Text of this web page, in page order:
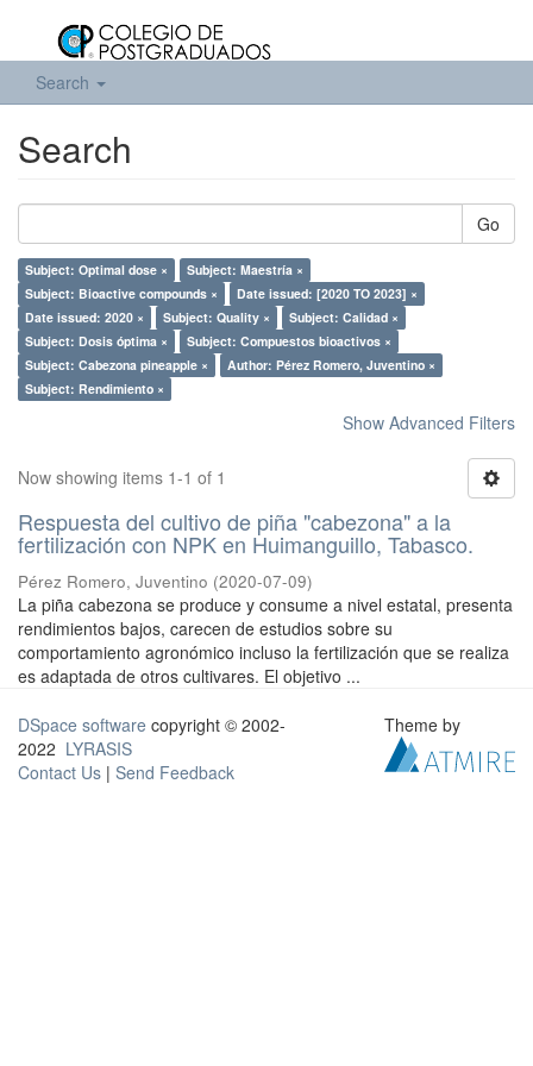
Search
Search
Go
Subject: Optimal dose ×
Subject: Maestría ×
Subject: Bioactive compounds ×
Date issued: [2020 TO 2023] ×
Date issued: 2020 ×
Subject: Quality ×
Subject: Calidad ×
Subject: Dosis óptima ×
Subject: Compuestos bioactivos ×
Subject: Cabezona pineapple ×
Author: Pérez Romero, Juventino ×
Subject: Rendimiento ×
Show Advanced Filters
Now showing items 1-1 of 1
Respuesta del cultivo de piña "cabezona" a la
fertilización con NPK en Huimanguillo, Tabasco.
Pérez Romero, Juventino (2020-07-09)
La piña cabezona se produce y consume a nivel estatal, presenta
rendimientos bajos, carecen de estudios sobre su
comportamiento agronómico incluso la fertilización que se realiza
es adaptada de otros cultivares. El objetivo ...
DSpace software copyright © 2002-
2022 LYRASIS
Contact Us | Send Feedback
Theme by